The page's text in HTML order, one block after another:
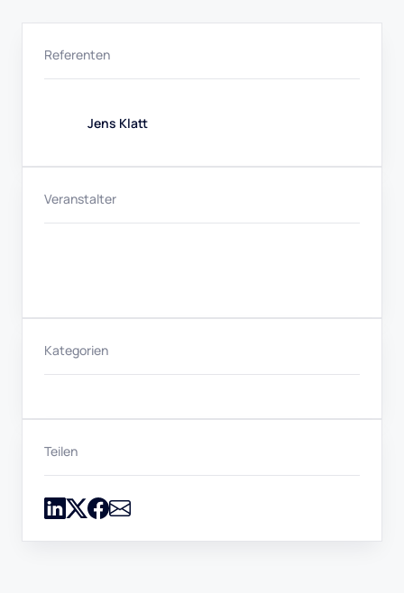
Referenten
Jens Klatt
Veranstalter
Kategorien
Teilen